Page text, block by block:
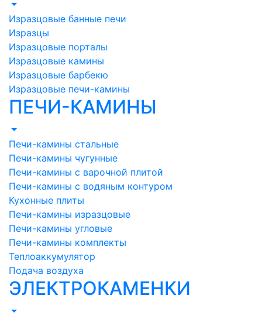
Изразцовые банные печи
Изразцы
Изразцовые порталы
Изразцовые камины
Изразцовые барбекю
Изразцовые печи-камины
ПЕЧИ-КАМИНЫ
Печи-камины стальные
Печи-камины чугунные
Печи-камины с варочной плитой
Печи-камины с водяным контуром
Кухонные плиты
Печи-камины изразцовые
Печи-камины угловые
Печи-камины комплекты
Теплоаккумулятор
Подача воздуха
ЭЛЕКТРОКАМЕНКИ